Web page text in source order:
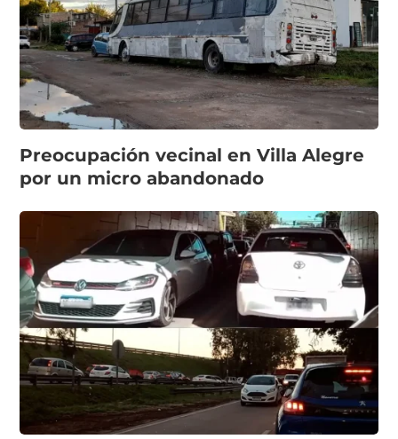
Preocupación vecinal en Villa Alegre
por un micro abandonado